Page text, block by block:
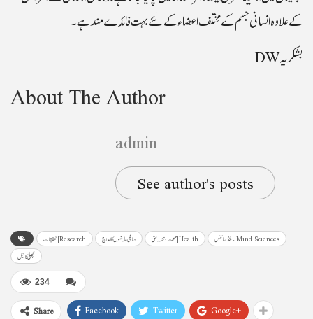
کے علاوہ انسانی جسم کے مختلف اعضاء کے لئے بہت فائدے مند ہے۔
بشکریہDW
About The Author
admin
See author's posts
تحقیقات | Research دماغی عارضوں کا اعلاج صحت و تندرستی | Health
مائنڈ سائنس | Mind Sciences
مچھلی کا تیل
234
Share Facebook Twitter Google+